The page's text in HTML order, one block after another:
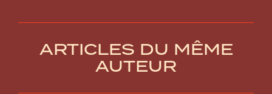
ARTICLES DU MÊME
AUTEUR